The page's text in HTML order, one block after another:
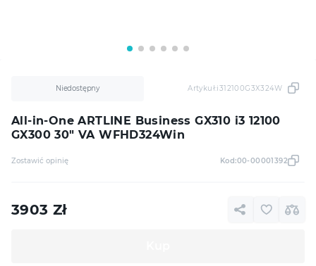
All-in-One ARTLINE Business GX310 i3 12100
GX300 30" VA WFHD324Win
Niedostępny Artykuł:i312100G3X324W
Zostawić opinię Kod:00-00001392
3903 Zł